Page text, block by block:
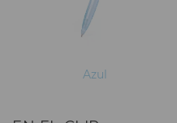
Azul